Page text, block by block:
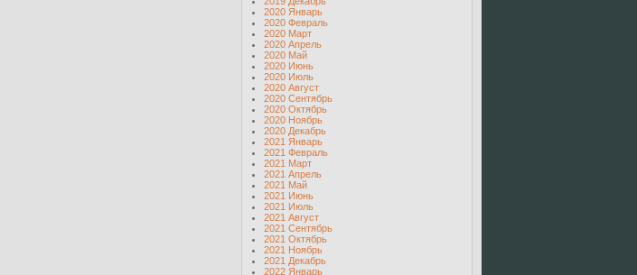
2020 Январь
2020 Февраль
2020 Март
2020 Апрель
2020 Май
2020 Июнь
2020 Июль
2020 Август
2020 Сентябрь
2020 Октябрь
2020 Ноябрь
2020 Декабрь
2021 Январь
2021 Февраль
2021 Март
2021 Апрель
2021 Май
2021 Июнь
2021 Июль
2021 Август
2021 Сентябрь
2021 Октябрь
2021 Ноябрь
2021 Декабрь
2022 Январь